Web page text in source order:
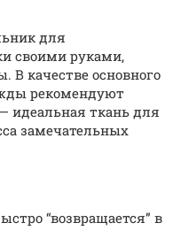
для
своими руками,
В качестве основного
рекомендуют
идеальная ткань для
замечательных
“возвращается” в